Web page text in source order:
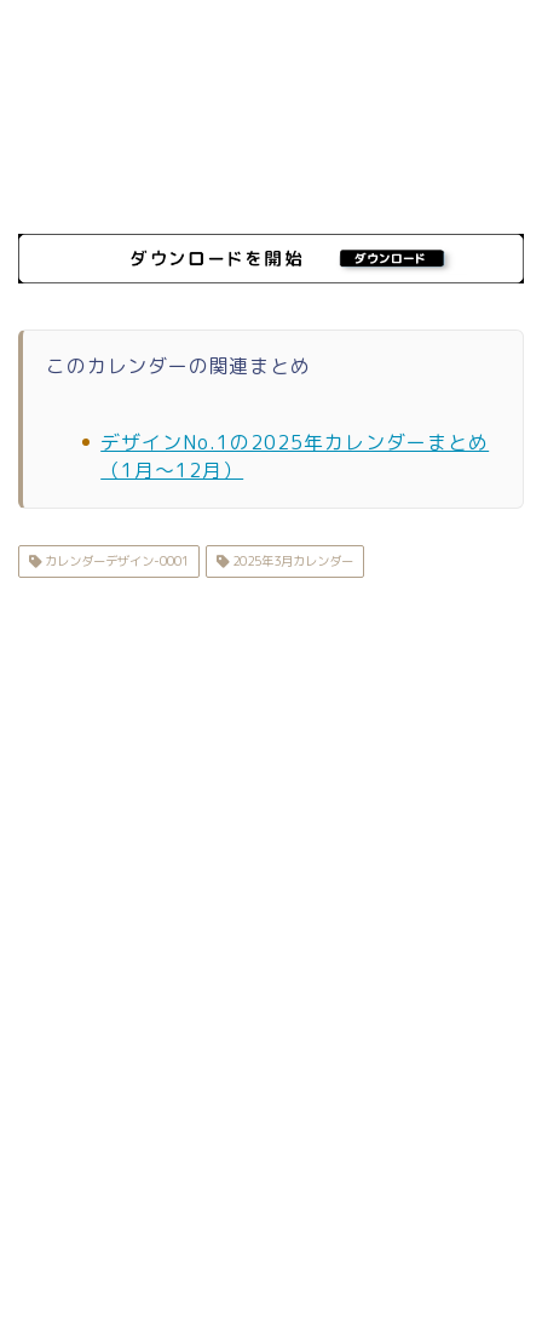
このカレンダーの関連まとめ
デザインNo.1の2025年カレンダーまとめ
（1月〜12月）
カレンダーデザイン-0001 2025年3月カレンダー